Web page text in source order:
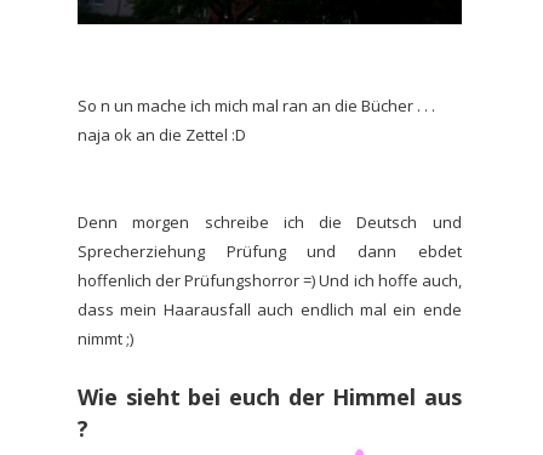
So n un mache ich mich mal ran an die Bücher . . .
naja ok an die Zettel :D
Denn morgen schreibe ich die Deutsch und
Sprecherziehung Prüfung und dann ebdet
hoffenlich der Prüfungshorror =) Und ich hoffe auch,
dass mein Haarausfall auch endlich mal ein ende
nimmt ;)
Wie sieht bei euch der Himmel aus
?